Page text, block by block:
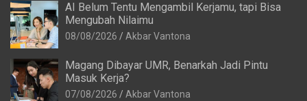
AI Belum Tentu Mengambil Kerjamu, tapi Bisa
Mengubah Nilaimu
08/08/2026 Akbar Vantona
Magang Dibayar UMR, Benarkah Jadi Pintu
Masuk Kerja?
07/08/2026 Akbar Vantona